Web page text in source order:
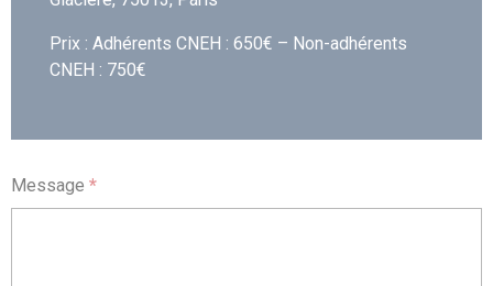
Prix : Adhérents CNEH : 650€ – Non-adhérents
CNEH : 750€
Message *